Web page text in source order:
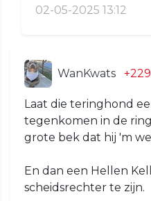
02-05-2025 13:12
WanKwats
Laat die teringhond
tegenkomen in de
grote bek dat hij 'm
En dan een Hellen
scheidsrechter te zijn.